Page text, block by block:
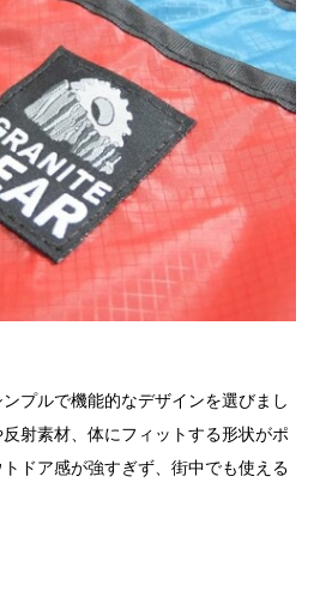
プルで機能的なデザインを選びまし
射素材、体にフィットする形状がポ
ドア感が強すぎず、街中でも使える